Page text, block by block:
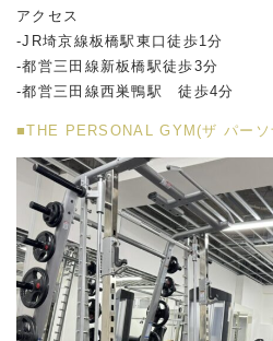
アクセス
-JR埼京線板橋駅東口徒歩1分
-都営三田線新板橋駅徒歩3分
-都営三田線西巣鴨駅 徒歩4分
■THE PERSONAL GYM(ザ パーソ